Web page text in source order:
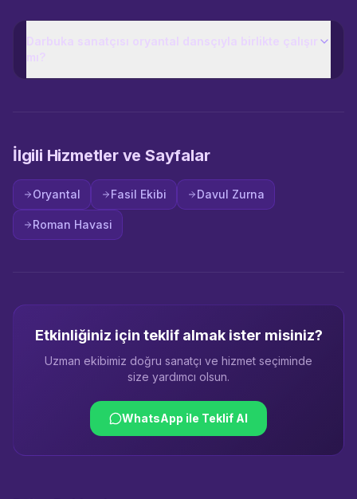
Darbuka sanatçısı oryantal dansçıyla birlikte çalışır
mı?
İlgili Hizmetler ve Sayfalar
Oryantal Fasil Ekibi Davul Zurna
Roman Havasi
Etkinliğiniz için teklif almak ister misiniz?
Uzman ekibimiz doğru sanatçı ve hizmet seçiminde
size yardımcı olsun.
WhatsApp ile Teklif Al